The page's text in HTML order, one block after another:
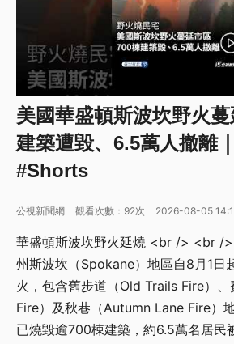
美國華盛頓斯波坎野火
建築遭毀、6.5萬人撤離
#Shorts
公視新聞網 觀看次數：92次 2026-08-05
華盛頓斯波坎野火延燒 <br /> <br /
州斯波坎（Spokane）地區自8月1日
火，包含舊步道（Old Trails Fire）
Fire）及秋巷（Autumn Lane Fire）
已燒毀逾700棟建築，約6.5萬名居民